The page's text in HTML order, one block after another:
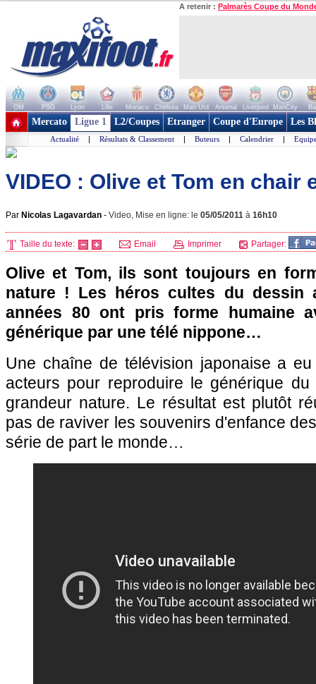
A retenir : Palmarès Coupe du
OM PSG Lyon Lille Monaco Chelsea Man Utd Arsenal Liverpool ManCity
+ de clubs
Mercato Ligue 1 L2/Coupes Etranger Coupe d'Europe Les
Actualité | Résultats & Classement | Buteurs | Calendrier |
VIDEO : Olive et Tom en chair
Par Nicolas Lagavardan - Video, Mise en ligne: le 05/05/2011 à 16h10
Taille du texte: Email Imprimer Partager:
Olive et Tom, ils sont toujours en
nature ! Les héros cultes du dessin
années 80 ont pris forme humaine
générique par une télé nippone…
Une chaîne de télévision japonaise a
acteurs pour reproduire le générique
grandeur nature. Le résultat est plutôt
pas de raviver les souvenirs d'enfance
série de part le monde…